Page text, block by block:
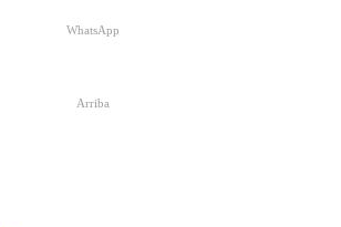
WhatsApp
Arriba